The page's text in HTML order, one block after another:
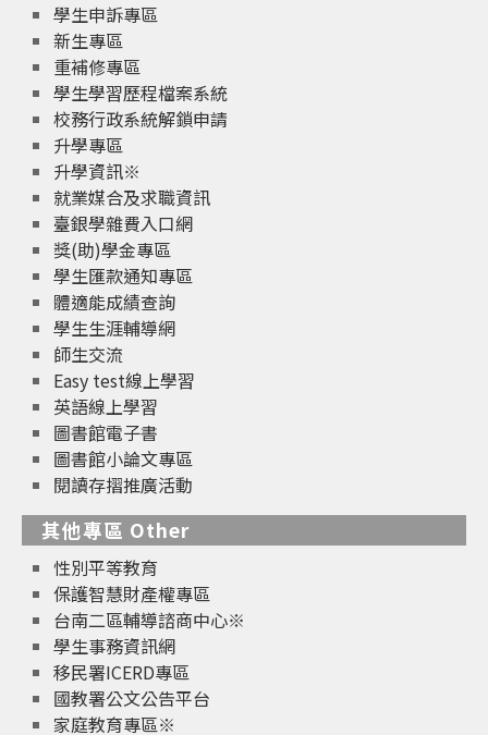
學生申訴專區
新生專區
重補修專區
學生學習歷程檔案系統
校務行政系統解鎖申請
升學專區
升學資訊※
就業媒合及求職資訊
臺銀學雜費入口網
獎(助)學金專區
學生匯款通知專區
體適能成績查詢
學生生涯輔導網
師生交流
Easy test線上學習
英語線上學習
圖書館電子書
圖書館小論文專區
閱讀存摺推廣活動
其他專區 Other
性別平等教育
保護智慧財產權專區
台南二區輔導諮商中心※
學生事務資訊網
移民署ICERD專區
國教署公文公告平台
家庭教育專區※